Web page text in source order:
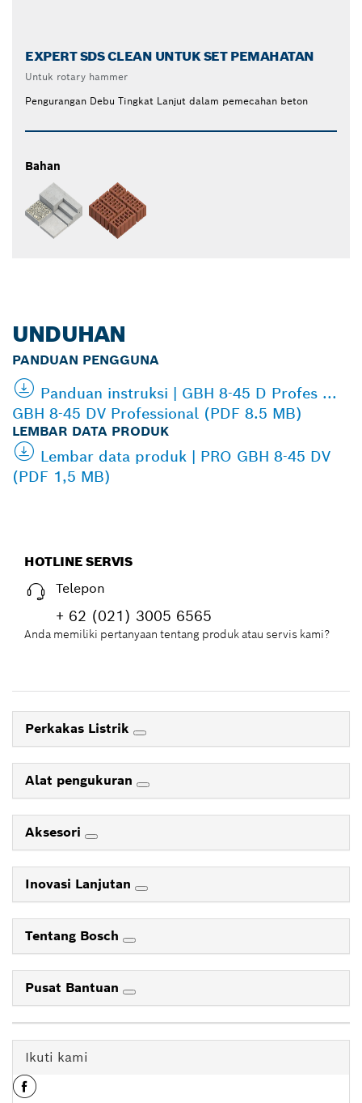
EXPERT SDS CLEAN UNTUK SET PEMAHATAN
Untuk rotary hammer
Pengurangan Debu Tingkat Lanjut dalam pemecahan beton
Bahan
UNDUHAN
PANDUAN PENGGUNA
Panduan instruksi | GBH 8-45 D Profes ...
GBH 8-45 DV Professional (PDF 8.5 MB)
LEMBAR DATA PRODUK
Lembar data produk | PRO GBH 8-45 DV
(PDF 1,5 MB)
HOTLINE SERVIS
Telepon
+ 62 (021) 3005 6565
Anda memiliki pertanyaan tentang produk atau servis kami?
Perkakas Listrik
Alat pengukuran
Aksesori
Inovasi Lanjutan
Tentang Bosch
Pusat Bantuan
Ikuti kami